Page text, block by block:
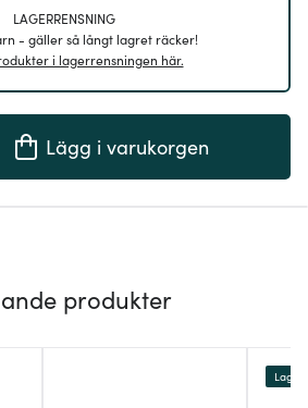
LAGERRENSNING
- gäller så långt lagret räcker!
i lagerrensningen här.
Lägg i varukorgen
produkter